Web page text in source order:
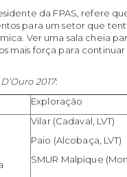
da FPAS, refere
para um setor que
Ver uma sala cheia
mais força para
2017:
Exploração
Vilar (Cadaval, LVT)
Paio (Alcobaça, LVT)
SMUR Malpique